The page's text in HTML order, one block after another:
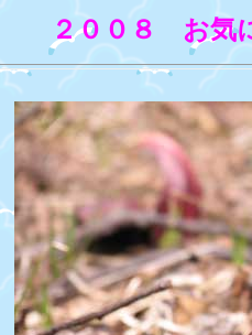
２００８ お気